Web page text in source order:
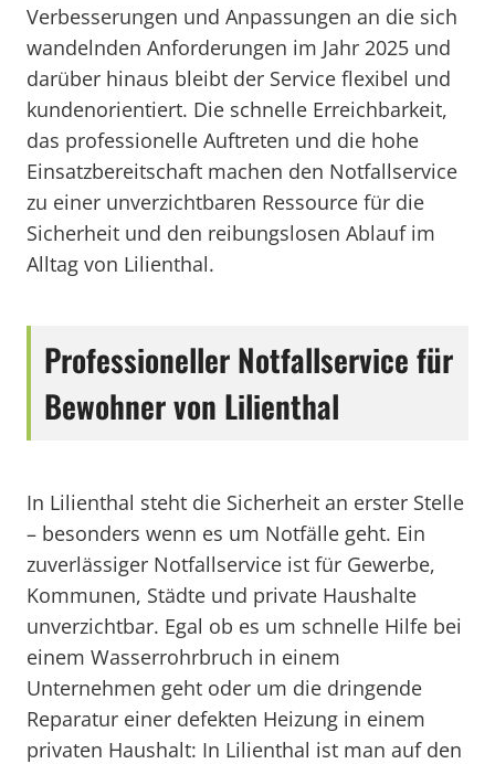
Verbesserungen und Anpassungen an die sich
wandelnden Anforderungen im Jahr 2025 und
darüber hinaus bleibt der Service flexibel und
kundenorientiert. Die schnelle Erreichbarkeit,
das professionelle Auftreten und die hohe
Einsatzbereitschaft machen den Notfallservice
zu einer unverzichtbaren Ressource für die
Sicherheit und den reibungslosen Ablauf im
Alltag von Lilienthal.
Professioneller Notfallservice für
Bewohner von Lilienthal
In Lilienthal steht die Sicherheit an erster Stelle
– besonders wenn es um Notfälle geht. Ein
zuverlässiger Notfallservice ist für Gewerbe,
Kommunen, Städte und private Haushalte
unverzichtbar. Egal ob es um schnelle Hilfe bei
einem Wasserrohrbruch in einem
Unternehmen geht oder um die dringende
Reparatur einer defekten Heizung in einem
privaten Haushalt: In Lilienthal ist man auf den